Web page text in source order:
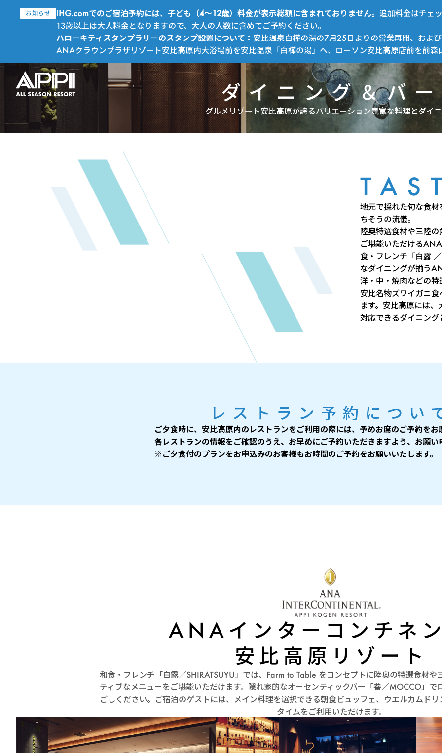
お知らせ IHG.comでのご宿泊予約には、子ども（4～12歳）料金が表示総額に含まれておりません。追加料金はチェ
13歳以上は大人料金となりますので、大人の人数に含めてご予約ください。
ハローキティスタンプラリーのスタンプ設置について：安比温泉白樺の湯の7月25日よりの営業再開、およ
ANAクラウンプラザリゾート安比高原内大浴場前を安比温泉「白樺の湯」へ、ローソン安比高原店前を前
ダイニング＆バー
グルメリゾート安比高原が誇るバリエーション豊富な料理とダイ
地元で採れた旬な食
ちそうの流儀。
陸奥特選食材や三陸
ご堪能いただける
食・フレンチ「白露
なダイニングが揃う
洋・中・焼肉などの
安比名物ズワイガニ
ます。安比高原には
対応できるダイニング
レストラン予約につい
ご夕食時に、安比高原内のレストランをご利用の際には、予めお席のご予約をお
各レストランの情報をご確認のうえ、お早めにご予約いただきますよう、お願い
※ご夕食付のプランをお申込みのお客様もお時間のご予約をお願いいたします。
ANAインターコンチネ
安比高原リゾート
和食・フレンチ「白露／SHIRATSUYU」では、Farm to Table をコンセプトに陸奥の特選食材
ティブなメニューをご堪能いただけます。隠れ家的なオーセンティックバー「畚／MOCCO」
ごしください。ご宿泊のゲストには、メイン料理を選択できる朝食ビュッフェ、ウエルカムド
タイムをご利用いただけます。